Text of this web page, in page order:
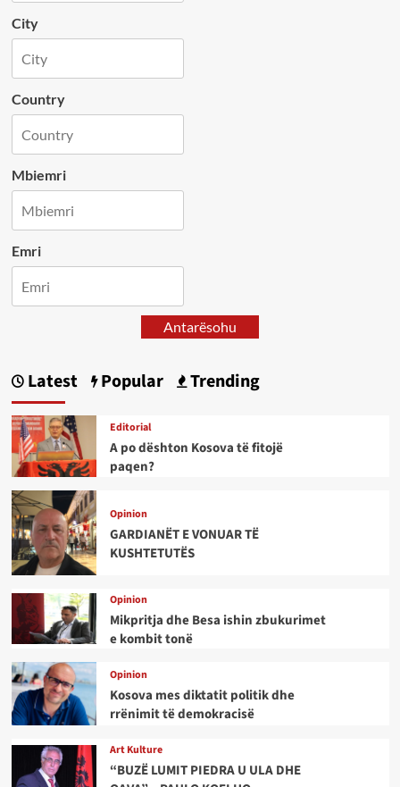
City
Country
Mbiemri
Emri
Antarësohu
Latest Popular Trending
Editorial
A po dështon Kosova të fitojë
paqen?
Opinion
GARDIANËT E VONUAR TË
KUSHTETUTËS
Opinion
Mikpritja dhe Besa ishin zbukurimet
e kombit tonë
Opinion
Kosova mes diktatit politik dhe
rrënimit të demokracisë
Art Kulture
“BUZË LUMIT PIEDRA U ULA DHE